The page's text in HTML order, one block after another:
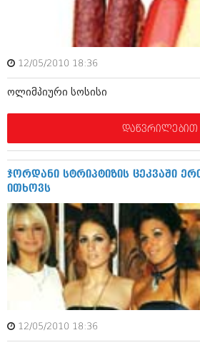
მარტი 2016 (200)
თებერვალი 2016 (250)
იანვარი 2016 (206)
ნოემბერი 2015 (264)
სექტემბერი 2015 (215)
აგვისტო 2015 (286)
ივლისი 2015 (173)
მაისი 2015 (194)
აპრილი 2015 (208)
იანვარი 2015 (247)
დეკემბერი 2014 (342)
ნოემბერი 2014 (290)
ოქტომბერი 2014 (292)
სექტემბერი 2014 (394)
აგვისტო 2014 (248)
ივლისი 2014 (313)
ივნისი 2014 (366)
მაისი 2014 (313)
აპრილი 2014 (290)
12/05/2010 18:36
ოლიმპიური სოსისი
დაწვრილებით
ჯორდანი სტრიპტიზის ცეკვაში
ითხოვს
12/05/2010 18:36